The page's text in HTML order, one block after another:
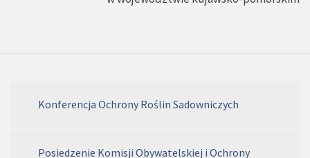
Konferencja Ochrony Roślin Sadowniczych
Posiedzenie Komisji Obywatelskiej i Ochrony